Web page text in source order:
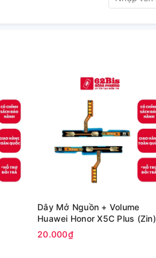
Dây Mở Nguồn + Volume
Huawei Honor X5C Plus (Zin)
20.000₫